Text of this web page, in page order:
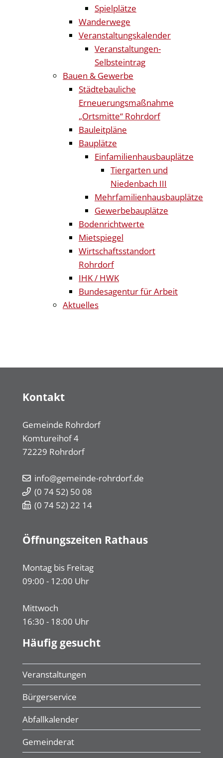
Spielplätze
Wanderwege
Veranstaltungskalender
Veranstaltungen-
Selbsteintrag
Bauen & Gewerbe
Städtebauliche
Erneuerungsmaßnahme
„Ortsmitte“ Rohrdorf
Bauleitpläne
Bauplätze
Einfamilienhausbauplätze
Tiergarten und
Niedenbach III
Mehrfamilienhausbauplätze
Gewerbebauplätze
Bodenrichtwerte
Mietspiegel
Wirtschaftsstandort
Rohrdorf
IHK / HWK
Bundesagentur für Arbeit
Aktuelles
Kontakt
Gemeinde Rohrdorf
Komtureihof 4
72229 Rohrdorf
info@gemeinde-rohrdorf.de
(0 74 52) 50 08
(0 74 52) 22 14
Öffnungszeiten Rathaus
Montag bis Freitag
09:00 - 12:00 Uhr
Mittwoch
16:30 - 18:00 Uhr
Häufig gesucht
Veranstaltungen
Bürgerservice
Abfallkalender
Gemeinderat